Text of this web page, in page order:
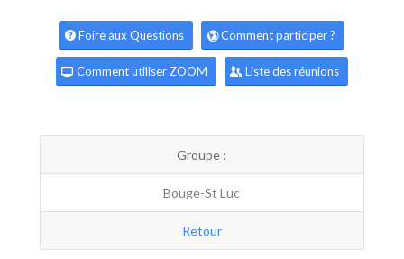
Foire aux Questions Comment participer ?
Comment utiliser ZOOM Liste des réunions
Groupe :
Bouge-St Luc
Retour